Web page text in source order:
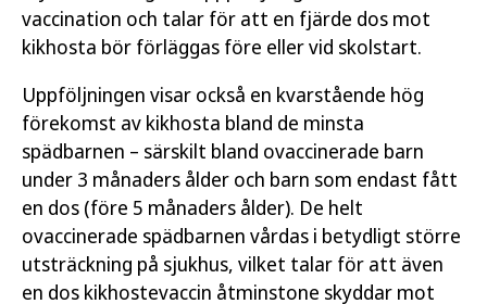
vaccination och talar för att en fjärde dos mot
kikhosta bör förläggas före eller vid skolstart.
Uppföljningen visar också en kvarstående hög
förekomst av kikhosta bland de minsta
spädbarnen – särskilt bland ovaccinerade barn
under 3 månaders ålder och barn som endast fått
en dos (före 5 månaders ålder). De helt
ovaccinerade spädbarnen vårdas i betydligt större
utsträckning på sjukhus, vilket talar för att även
en dos kikhostevaccin åtminstone skyddar mot